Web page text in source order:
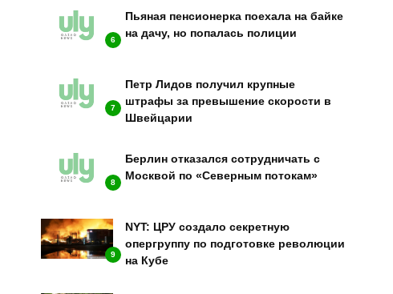
6
Пьяная пенсионерка поехала на байке
на дачу, но попалась полиции
7
Петр Лидов получил крупные
штрафы за превышение скорости в
Швейцарии
8
Берлин отказался сотрудничать с
Москвой по «Северным потокам»
9
NYT: ЦРУ создало секретную
опергруппу по подготовке революции
на Кубе